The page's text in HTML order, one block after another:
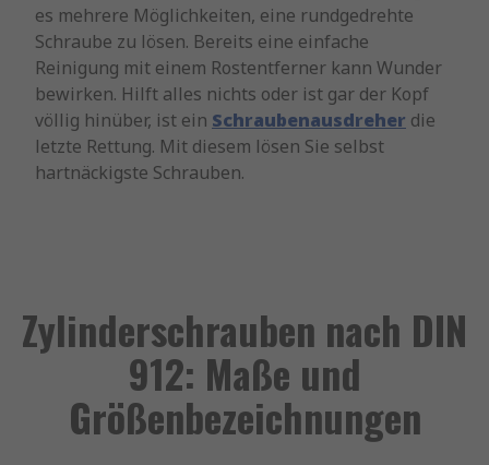
es mehrere Möglichkeiten, eine rundgedrehte
Schraube zu lösen. Bereits eine einfache
Reinigung mit einem Rostentferner kann Wunder
bewirken. Hilft alles nichts oder ist gar der Kopf
völlig hinüber, ist ein Schraubenausdreher die
letzte Rettung. Mit diesem lösen Sie selbst
hartnäckigste Schrauben.
Zylinderschrauben nach DIN
912: Maße und
Größenbezeichnungen